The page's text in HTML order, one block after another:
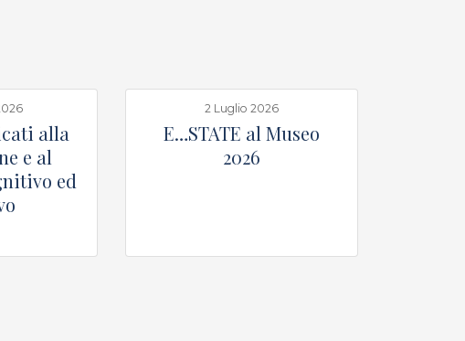
alla
e al
ed
2 Luglio 2026
E…STATE al Museo
2026